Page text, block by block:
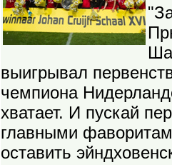
выигрывал
чемпиона
хватает. И пускай
главными
оставить